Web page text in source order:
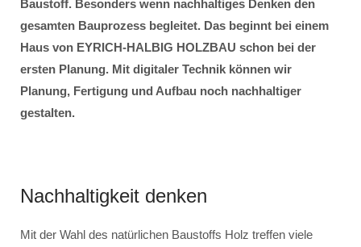
Baustoff. Besonders wenn nachhaltiges Denken den
gesamten Bauprozess begleitet. Das beginnt bei einem
Haus von EYRICH-HALBIG HOLZBAU schon bei der
ersten Planung. Mit digitaler Technik können wir
Planung, Fertigung und Aufbau noch nachhaltiger
gestalten.
Nachhaltigkeit denken
Mit der Wahl des natürlichen Baustoffs Holz treffen viele